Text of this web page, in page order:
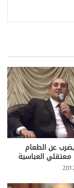
عن الطعام
العباسية